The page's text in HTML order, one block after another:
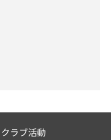
クラブ活動